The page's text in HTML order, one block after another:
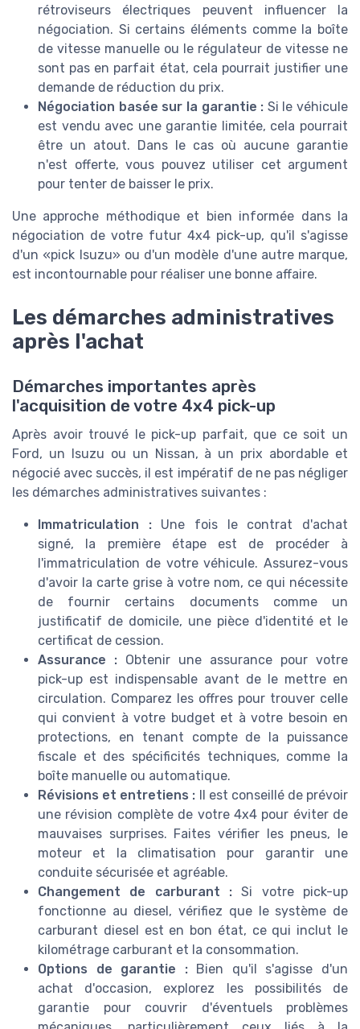
rétroviseurs électriques peuvent influencer la
négociation. Si certains éléments comme la boîte
de vitesse manuelle ou le régulateur de vitesse ne
sont pas en parfait état, cela pourrait justifier une
demande de réduction du prix.
Négociation basée sur la garantie : Si le véhicule
est vendu avec une garantie limitée, cela pourrait
être un atout. Dans le cas où aucune garantie
n'est offerte, vous pouvez utiliser cet argument
pour tenter de baisser le prix.
Une approche méthodique et bien informée dans la
négociation de votre futur 4x4 pick-up, qu'il s'agisse
d'un
pick Isuzu
ou d'un modèle d'une autre marque,
est incontournable pour réaliser une bonne affaire.
Les démarches administratives
après l'achat
Démarches importantes après
l'acquisition de votre 4x4 pick-up
Après avoir trouvé le pick-up parfait, que ce soit un
Ford, un Isuzu ou un Nissan, à un prix abordable et
négocié avec succès, il est impératif de ne pas négliger
les démarches administratives suivantes :
Immatriculation :Une fois le contrat d'achat
signé, la première étape est de procéder à
l'immatriculation de votre véhicule. Assurez-vous
d'avoir la carte grise à votre nom, ce qui nécessite
de fournir certains documents comme un
justificatif de domicile, une pièce d'identité et le
certificat de cession.
Assurance : Obtenir une assurance pour votre
pick-up est indispensable avant de le mettre en
circulation. Comparez les offres pour trouver celle
qui convient à votre budget et à votre besoin en
protections, en tenant compte de la puissance
fiscale et des spécificités techniques, comme la
boîte manuelle ou automatique.
Révisions et entretiens : Il est conseillé de prévoir
une révision complète de votre 4x4 pour éviter de
mauvaises surprises. Faites vérifier les pneus, le
moteur et la climatisation pour garantir une
conduite sécurisée et agréable.
Changement de carburant : Si votre pick-up
fonctionne au diesel, vérifiez que le système de
carburant diesel est en bon état, ce qui inclut le
kilométrage carburant et la consommation.
Options de garantie :Bien qu'il s'agisse d'un
achat d'occasion, explorez les possibilités de
garantie pour couvrir d'éventuels problèmes